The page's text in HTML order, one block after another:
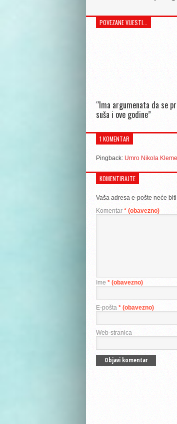
POVEZANE VIJESTI...
“Ima argumenata da se
suša i ove godine”
1 KOMENTAR
Pingback: Umro Nikola
KOMENTIRAJTE
Vaša adresa e-pošte neće
Komentar * (obavezno)
Ime * (obavezno)
E-pošta * (obavezno)
Web-stranica